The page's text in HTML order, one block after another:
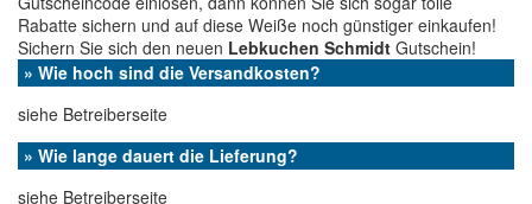
Rabatte sichern und auf diese Weiße noch günstiger einkaufen!
Sichern Sie sich den neuen Lebkuchen Schmidt Gutschein!
» Wie hoch sind die Versandkosten?
siehe Betreiberseite
» Wie lange dauert die Lieferung?
siehe Betreiberseite